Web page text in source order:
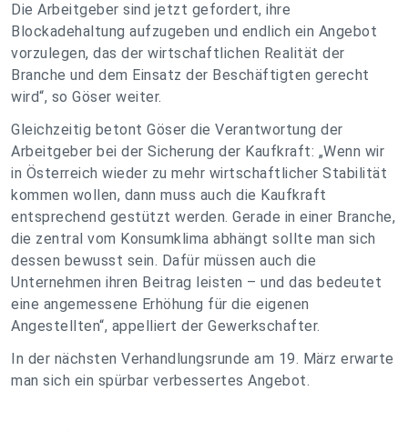
Die Arbeitgeber sind jetzt gefordert, ihre
Blockadehaltung aufzugeben und endlich ein Angebot
vorzulegen, das der wirtschaftlichen Realität der
Branche und dem Einsatz der Beschäftigten gerecht
wird“, so Göser weiter.
Gleichzeitig betont Göser die Verantwortung der
Arbeitgeber bei der Sicherung der Kaufkraft: „Wenn wir
in Österreich wieder zu mehr wirtschaftlicher Stabilität
kommen wollen, dann muss auch die Kaufkraft
entsprechend gestützt werden. Gerade in einer Branche,
die zentral vom Konsumklima abhängt sollte man sich
dessen bewusst sein. Dafür müssen auch die
Unternehmen ihren Beitrag leisten – und das bedeutet
eine angemessene Erhöhung für die eigenen
Angestellten“, appelliert der Gewerkschafter.
In der nächsten Verhandlungsrunde am 19. März erwarte
man sich ein spürbar verbessertes Angebot.